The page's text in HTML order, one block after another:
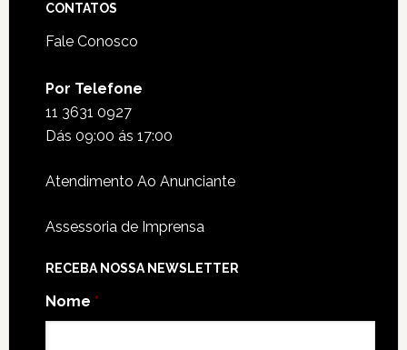
CONTATOS
Fale Conosco
Por Telefone
11 3631 0927
Dás 09:00 ás 17:00
Atendimento Ao Anunciante
Assessoria de Imprensa
RECEBA NOSSA NEWSLETTER
Nome *